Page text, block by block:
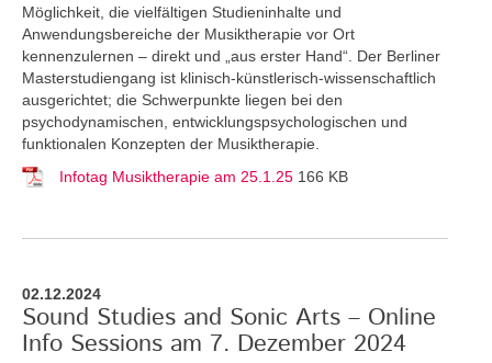
Möglichkeit, die vielfältigen Studieninhalte und
Anwendungsbereiche der Musiktherapie vor Ort
kennenzulernen – direkt und „aus erster Hand“. Der Berliner
Masterstudiengang ist klinisch-künstlerisch-wissenschaftlich
ausgerichtet; die Schwerpunkte liegen bei den
psychodynamischen, entwicklungspsychologischen und
funktionalen Konzepten der Musiktherapie.
Infotag Musiktherapie am 25.1.25 166 KB
02.12.2024
Sound Studies and Sonic Arts – Online
Info Sessions am 7. Dezember 2024